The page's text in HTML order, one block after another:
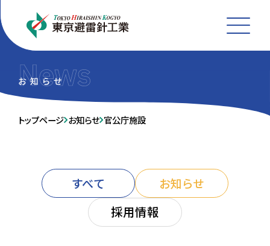
トップページ お知らせ 官公庁施設
すべて
お知らせ
採用情報